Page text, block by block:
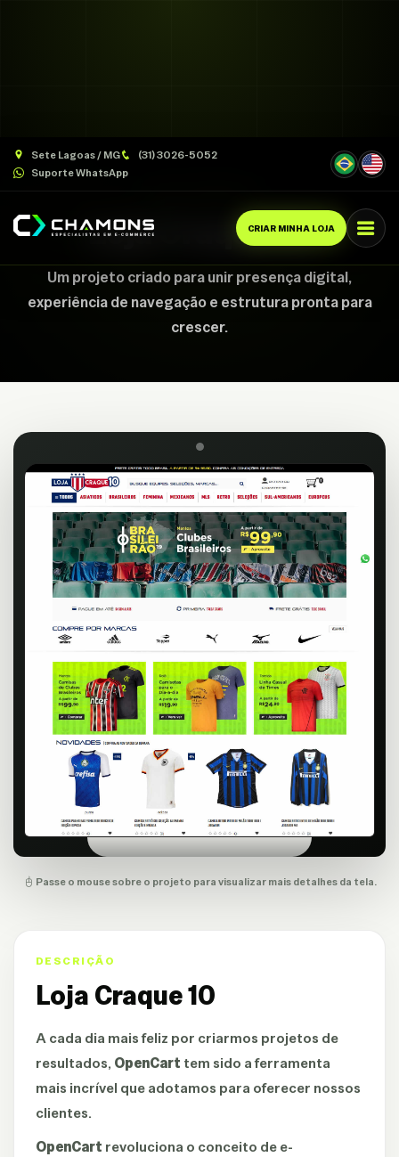
Sete Lagoas / MG
(31) 3026-5052
Suporte WhatsApp
CRIAR MINHA LOJA
Loja Craque 10
Um projeto criado para unir presença digital,
experiência de navegação e estrutura pronta para
crescer.
Passe o mouse sobre o projeto para visualizar mais detalhes da tela.
DESCRIÇÃO
Loja Craque 10
A cada dia mais feliz por criarmos projetos de
resultados, OpenCart tem sido a ferramenta
mais incrível que adotamos para oferecer nossos
clientes.
OpenCart revoluciona o conceito de e-